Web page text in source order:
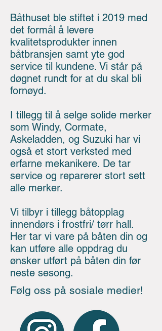
Båthuset ble stiftet i 2019 med
det formål å levere
kvalitetsprodukter innen
båtbransjen samt yte god
service til kundene. Vi står på
døgnet rundt for at du skal bli
fornøyd.
I tillegg til å selge solide merker
som Windy, Cormate,
Askeladden, og Suzuki har vi
også et stort verksted med
erfarne mekanikere. De tar
service og reparerer stort sett
alle merker.
Vi tilbyr i tillegg båtopplag
innendørs i frostfri/ tørr hall.
Her tar vi vare på båten din og
kan utføre alle oppdrag du
ønsker utført på båten din før
neste sesong.
Følg oss på sosiale medier!